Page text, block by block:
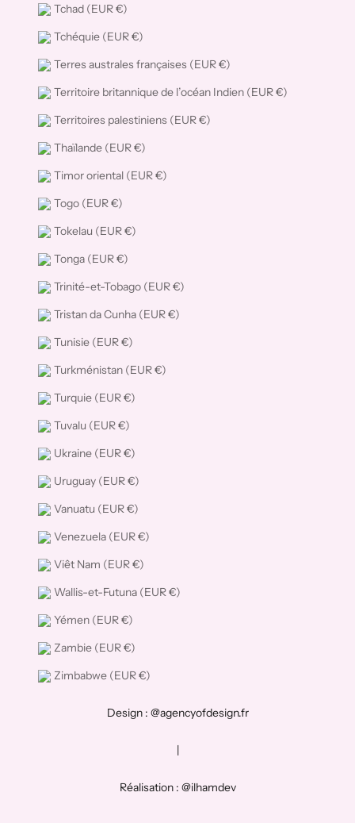
Tchad (EUR €)
Tchéquie (EUR €)
Terres australes françaises (EUR €)
Territoire britannique de l’océan Indien (EUR €)
Territoires palestiniens (EUR €)
Thaïlande (EUR €)
Timor oriental (EUR €)
Togo (EUR €)
Tokelau (EUR €)
Tonga (EUR €)
Trinité-et-Tobago (EUR €)
Tristan da Cunha (EUR €)
Tunisie (EUR €)
Turkménistan (EUR €)
Turquie (EUR €)
Tuvalu (EUR €)
Ukraine (EUR €)
Uruguay (EUR €)
Vanuatu (EUR €)
Venezuela (EUR €)
Viêt Nam (EUR €)
Wallis-et-Futuna (EUR €)
Yémen (EUR €)
Zambie (EUR €)
Zimbabwe (EUR €)
Design : @agencyofdesign.fr
|
Réalisation : @ilhamdev